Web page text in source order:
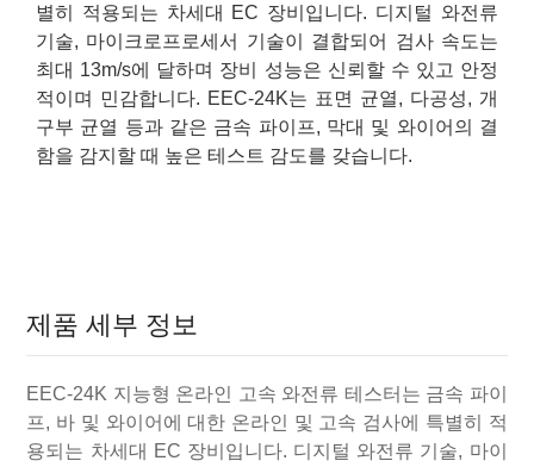
별히 적용되는 차세대 EC 장비입니다. 디지털 와전류
기술, 마이크로프로세서 기술이 결합되어 검사 속도는
최대 13m/s에 달하며 장비 성능은 신뢰할 수 있고 안정
적이며 민감합니다. EEC-24K는 표면 균열, 다공성, 개
구부 균열 등과 같은 금속 파이프, 막대 및 와이어의 결
함을 감지할 때 높은 테스트 감도를 갖습니다.
제품 세부 정보
EEC-24K 지능형 온라인 고속 와전류 테스터는 금속 파이
프, 바 및 와이어에 대한 온라인 및 고속 검사에 특별히 적
용되는 차세대 EC 장비입니다. 디지털 와전류 기술, 마이